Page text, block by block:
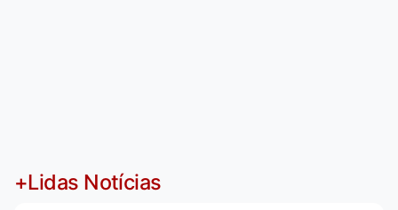
+Lidas Notícias